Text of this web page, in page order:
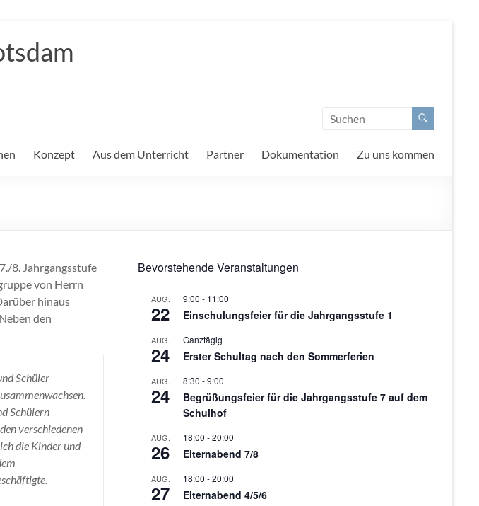
Konzept Aus dem Unterricht Partner Dokumentation Zu uns kommen
8. Jahrgangsstufe
von Herrn
hinaus
den
Schüler
Schülern
verschiedenen
die Kinder und
Bevorstehende Veranstaltungen
AUG.
22
9:00 - 11:00
Einschulungsfeier für die Jahrgangsstufe 1
AUG.
24
Ganztägig
Erster Schultag nach den Sommerferien
AUG.
24
8:30 -9:00
Begrüßungsfeier für die Jahrgangsstufe 7 auf dem
Schulhof
AUG.
26
18:00 -20:00
Elternabend 7/8
AUG.
27
18:00 -20:00
Elternabend 4/5/6